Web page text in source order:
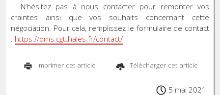
N’hésitez pas à nous contacter pour remonter vos
craintes ainsi que vos souhaits concernant cette
négociation. Pour cela, remplissez le formulaire de contact
: https://dms.cgtthales.fr/contact/
Imprimer cet article Télécharger cet article
5 mai 2021